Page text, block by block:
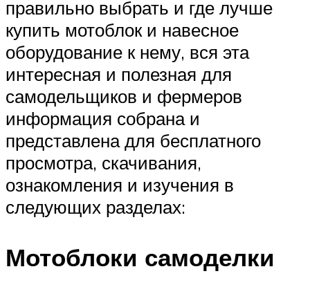
правильно выбрать и где лучше
купить мотоблок и навесное
оборудование к нему, вся эта
интересная и полезная для
самодельщиков и фермеров
информация собрана и
представлена для бесплатного
просмотра, скачивания,
ознакомления и изучения в
следующих разделах:
Мотоблоки самоделки